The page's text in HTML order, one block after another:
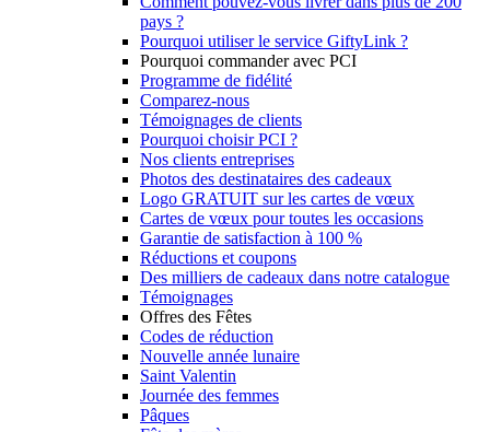
pays ?
Pourquoi utiliser le service GiftyLink ?
Pourquoi commander avec PCI
Programme de fidélité
Comparez-nous
Témoignages de clients
Pourquoi choisir PCI ?
Nos clients entreprises
Photos des destinataires des cadeaux
Logo GRATUIT sur les cartes de vœux
Cartes de vœux pour toutes les occasions
Garantie de satisfaction à 100 %
Réductions et coupons
Des milliers de cadeaux dans notre catalogue
Témoignages
Offres des Fêtes
Codes de réduction
Nouvelle année lunaire
Saint Valentin
Journée des femmes
Pâques